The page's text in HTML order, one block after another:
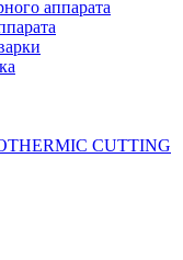
аппарата
CUTTING